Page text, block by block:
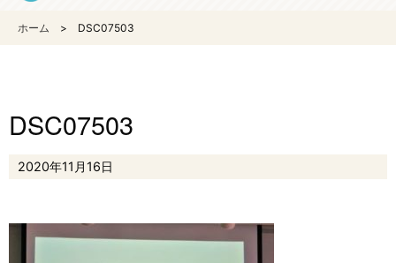
ホーム DSC07503
DSC07503
2020年11月16日